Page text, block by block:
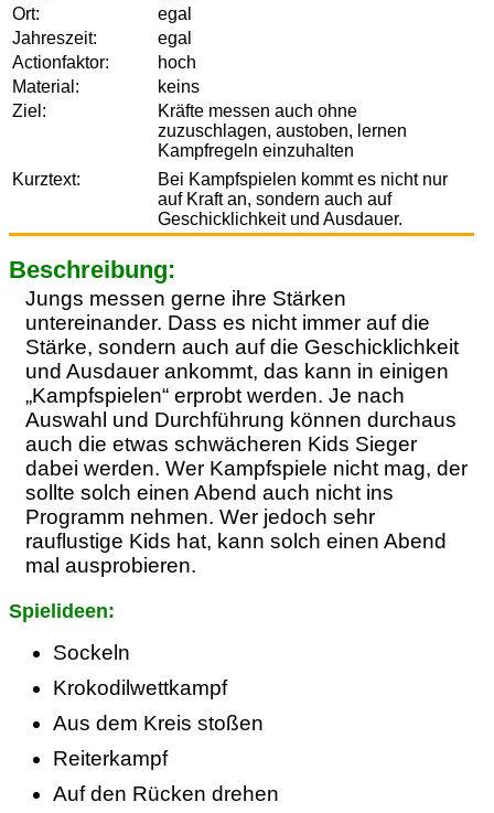
Ort:
egal
Jahreszeit:
egal
Actionfaktor:
hoch
Material:
keins
Ziel:
Kräfte messen auch ohne
zuzuschlagen, austoben, lernen
Kampfregeln einzuhalten
Kurztext:
Bei Kampfspielen kommt es nicht nur
auf Kraft an, sondern auch auf
Geschicklichkeit und Ausdauer.
Beschreibung:
Jungs messen gerne ihre Stärken
untereinander. Dass es nicht immer auf die
Stärke, sondern auch auf die Geschicklichkeit
und Ausdauer ankommt, das kann in einigen
„Kampfspielen“ erprobt werden. Je nach
Auswahl und Durchführung können durchaus
auch die etwas schwächeren Kids Sieger
dabei werden. Wer Kampfspiele nicht mag, der
sollte solch einen Abend auch nicht ins
Programm nehmen. Wer jedoch sehr
rauflustige Kids hat, kann solch einen Abend
mal ausprobieren.
Spielideen:
Sockeln
Krokodilwettkampf
Aus dem Kreis stoßen
Reiterkampf
Auf den Rücken drehen